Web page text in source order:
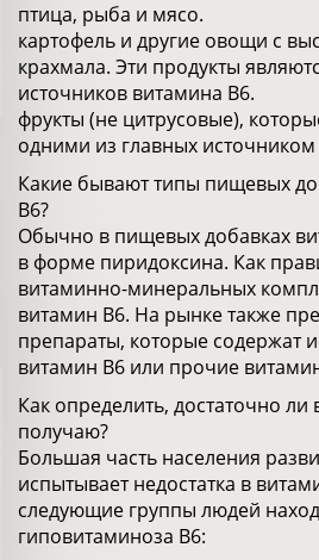
птица, рыба и мясо.
картофель и другие овощи с
крахмала. Эти продукты
источников витамина В6.
фрукты (не цитрусовые),
одними из главных
Какие бывают типы пищевых
В6?
Обычно в пищевых добавках
в форме пиридоксина. Как
витаминно-минеральных
витамин В6. На рынке также
препараты, которые содержат
витамин В6 или прочие
Как определить, достаточно ли
получаю?
Большая часть населения
испытывает недостатка в
следующие группы людей
гиповитаминоза В6: